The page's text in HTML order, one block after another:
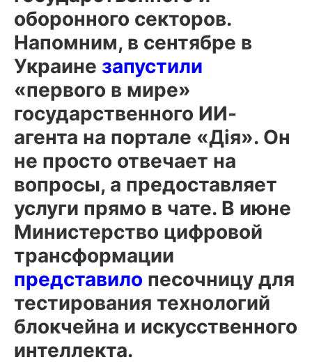
оборонного секторов.
Напомним, в сентябре в
Украине запустили
«первого в мире»
государственного ИИ-
агента на портале «Дія». Он
не просто отвечает на
вопросы, а предоставляет
услуги прямо в чате. В июне
Министерство цифровой
трансформации
представило песочницу для
тестирования технологий
блокчейна и искусственного
интеллекта.